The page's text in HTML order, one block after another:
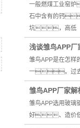
一般燃煤工业窑
石中含有的钙
坑，高低
浅谈雏鸟APP厂
雏鸟APP是在怎
一。过去
雏鸟APP厂家解
雏鸟APP选用玻
好、造价